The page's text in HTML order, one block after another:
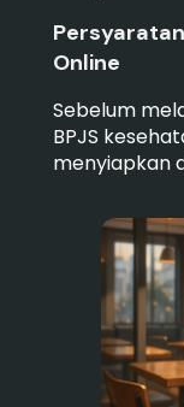
Online
Sebelum
BPJS
menyiapkan